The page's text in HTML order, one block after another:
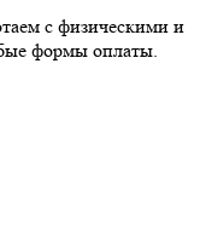
с физическими и
формы оплаты.